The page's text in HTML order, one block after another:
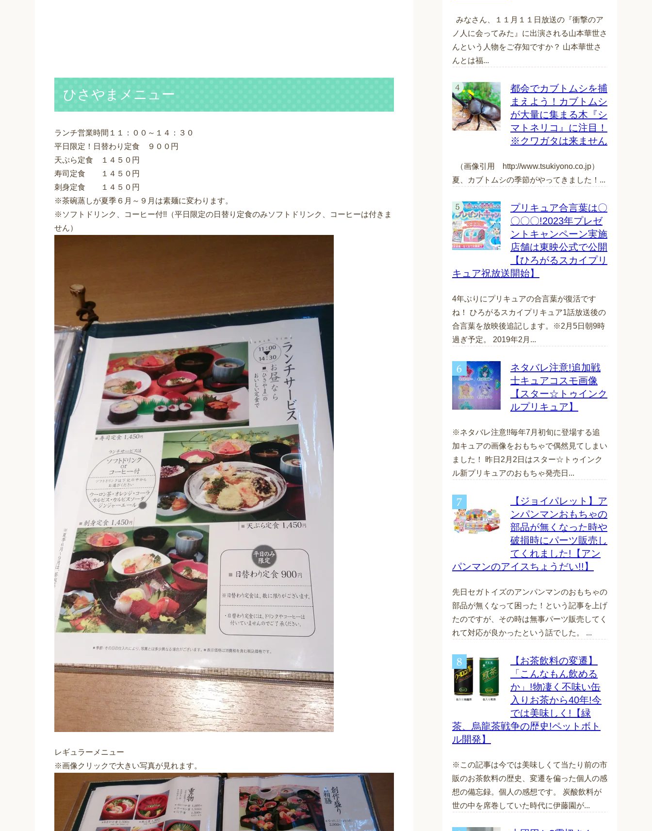
ひさやまメニュー
ランチ営業時間１１：００～１４：３０
平日限定！日替わり定食 ９００円
天ぷら定食 １４５０円
寿司定食 １４５０円
刺身定食 １４５０円
※茶碗蒸しが夏季６月～９月は素麺に変わります。
※ソフトドリンク、コーヒー付!!（平日限定の日替り定食のみソフトドリンク、コーヒーは付きま
せん）
レギュラーメニュー
※画像クリックで大きい写真が見れます。
みなさん、１１月１１日放送の『衝撃のア
ノ人に会ってみた』に出演される山本華世さ
んという人物をご存知ですか？ 山本華世さ
んとは福...
都会でカブトムシを捕
まえよう！カブトムシ
が大量に集まる木『シ
マトネリコ』に注目！
※クワガタは来ません
（画像引用 http://www.tsukiyono.co.jp）
夏、カブトムシの季節がやってきました！...
プリキュア合言葉は〇
〇〇〇!2023年プレゼ
ントキャンペーン実施
店舗は東映公式で公開
【ひろがるスカイプリ
キュア祝放送開始】
4年ぶりにプリキュアの合言葉が復活です
ね！ ひろがるスカイプリキュア1話放送後の
合言葉を放映後追記します。※2月5日朝9時
過ぎ予定。 2019年2月...
ネタバレ注意!追加戦
士キュアコスモ画像
【スター☆トゥインク
ルプリキュア】
※ネタバレ注意!!毎年7月初旬に登場する追
加キュアの画像をおもちゃで偶然見てしまい
ました！ 昨日2月2日はスター☆トゥインク
ル新プリキュアのおもちゃ発売日...
【ジョイパレット】ア
ンパンマンおもちゃの
部品が無くなった時や
破損時にパーツ販売し
てくれました!【アン
パンマンのアイスちょうだい!!】
先日セガトイズのアンパンマンのおもちゃの
部品が無くなって困った！という記事を上げ
たのですが、その時は無事パーツ販売してく
れて対応が良かったという話でした。 ...
【お茶飲料の変遷】
「こんなもん飲める
か」!物凄く不味い缶
入りお茶から40年!今
では美味しく!【緑
茶、烏龍茶戦争の歴史!ペットボト
ル開発】
※この記事は今では美味しくて当たり前の市
販のお茶飲料の歴史、変遷を偏った個人の感
想の備忘録。個人の感想です。 炭酸飲料が
世の中を席巻していた時代に伊藤園が...